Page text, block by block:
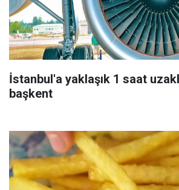
İstanbul'a yaklaşık 1 saat
başkent